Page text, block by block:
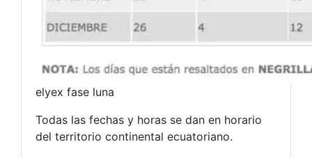
elyex fase luna
Todas las fechas y horas se dan en horario
del territorio continental ecuatoriano.